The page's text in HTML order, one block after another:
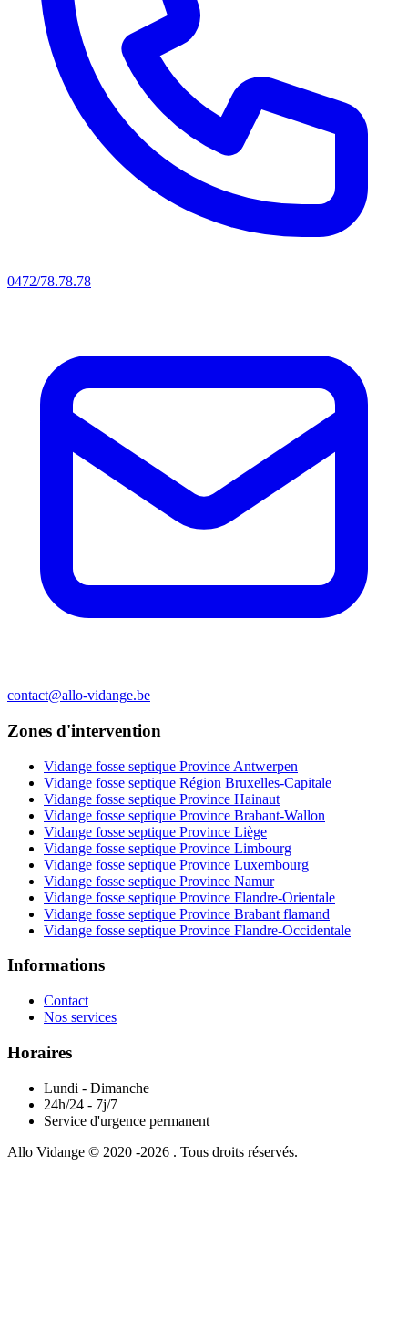
0472/78.78.78
contact@allo-vidange.be
Zones d'intervention
Vidange fosse septique Province Antwerpen
Vidange fosse septique Région Bruxelles-Capitale
Vidange fosse septique Province Hainaut
Vidange fosse septique Province Brabant-Wallon
Vidange fosse septique Province Liège
Vidange fosse septique Province Limbourg
Vidange fosse septique Province Luxembourg
Vidange fosse septique Province Namur
Vidange fosse septique Province Flandre-Orientale
Vidange fosse septique Province Brabant flamand
Vidange fosse septique Province Flandre-Occidentale
Informations
Contact
Nos services
Horaires
Lundi - Dimanche
24h/24 - 7j/7
Service d'urgence permanent
Allo Vidange © 2020 -2026 . Tous droits réservés.